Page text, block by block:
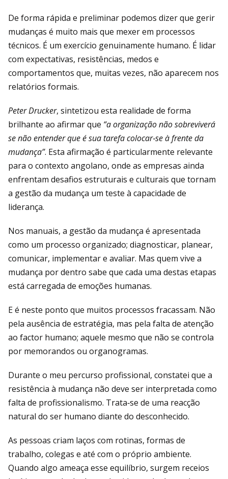
De forma rápida e preliminar podemos dizer que gerir
mudanças é muito mais que mexer em processos
técnicos. É um exercício genuinamente humano. É lidar
com expectativas, resistências, medos e
comportamentos que, muitas vezes, não aparecem nos
relatórios formais.
Peter Drucker, sintetizou esta realidade de forma
brilhante ao afirmar que “a organização não sobreviverá
se não entender que é sua tarefa colocar‑se à frente da
mudança”. Esta afirmação é particularmente relevante
para o contexto angolano, onde as empresas ainda
enfrentam desafios estruturais e culturais que tornam
a gestão da mudança um teste à capacidade de
liderança.
Nos manuais, a gestão da mudança é apresentada
como um processo organizado; diagnosticar, planear,
comunicar, implementar e avaliar. Mas quem vive a
mudança por dentro sabe que cada uma destas etapas
está carregada de emoções humanas.
E é neste ponto que muitos processos fracassam. Não
pela ausência de estratégia, mas pela falta de atenção
ao factor humano; aquele mesmo que não se controla
por memorandos ou organogramas.
Durante o meu percurso profissional, constatei que a
resistência à mudança não deve ser interpretada como
falta de profissionalismo. Trata‑se de uma reacção
natural do ser humano diante do desconhecido.
As pessoas criam laços com rotinas, formas de
trabalho, colegas e até com o próprio ambiente.
Quando algo ameaça esse equilíbrio, surgem receios